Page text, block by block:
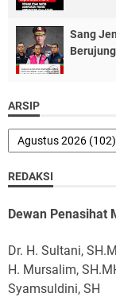
Sang
ARSIP
REDAKSI
Dewan Penasihat
Dr. H. Sultani,
H. Mursalim,
Syamsuldini, SH